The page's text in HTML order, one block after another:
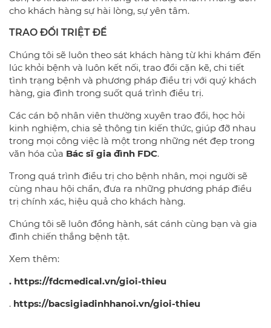
cho khách hàng sự hài lòng, sự yên tâm.
TRAO ĐỔI TRIỆT ĐỂ
Chúng tôi sẽ luôn theo sát khách hàng từ khi khám đến
lúc khỏi bệnh và luôn kết nối, trao đổi cặn kẽ, chi tiết
tình trạng bệnh và phương pháp điều trị với quý khách
hàng, gia đình trong suốt quá trình điều trị.
Các cán bộ nhân viên thường xuyên trao đổi, học hỏi
kinh nghiệm, chia sẻ thông tin kiến thức, giúp đỡ nhau
trong mọi công việc là một trong những nét đẹp trong
văn hóa của Bác sĩ gia đình FDC.
Trong quá trình điều trị cho bệnh nhân, mọi người sẽ
cùng nhau hội chẩn, đưa ra những phương pháp điều
trị chính xác, hiệu quả cho khách hàng.
Chúng tôi sẽ luôn đồng hành, sát cánh cùng bạn và gia
đình chiến thắng bệnh tật.
Xem thêm:
. https://fdcmedical.vn/gioi-thieu
. https://bacsigiadinhhanoi.vn/gioi-thieu